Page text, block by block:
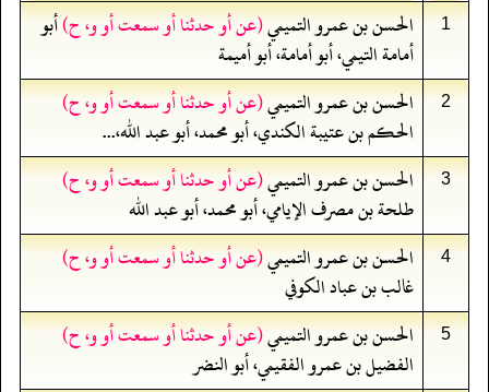
1 الحسن بن عمرو التميمي(عن أو حدثنا أو سمعت أو و، ح)أبو
أمامة التيمي، أبو أمامة، أبو أميمة
2 الحسن بن عمرو التميمي(عن أو حدثنا أو سمعت أو و، ح)
الحكم بن عتيبة الكندي، أبو محمد، أبو عبد الله،...
3 الحسن بن عمرو التميمي(عن أو حدثنا أو سمعت أو و، ح)
طلحة بن مصرف الإيامي، أبو محمد، أبو عبد الله
4 الحسن بن عمرو التميمي(عن أو حدثنا أو سمعت أو و، ح)
غالب بن عباد الكوفي
5 الحسن بن عمرو التميمي(عن أو حدثنا أو سمعت أو و، ح)
الفضيل بن عمرو الفقيمي، أبو النضر